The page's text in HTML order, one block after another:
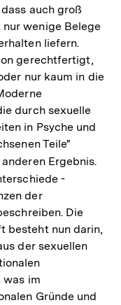
auch groß
wenige Belege
liefern.
gerechtfertigt,
nur kaum in die
durch sexuelle
in Psyche und
Teile"
Ergebnis.
-
der
Die
besteht nun darin,
der sexuellen
was im
Gründe und